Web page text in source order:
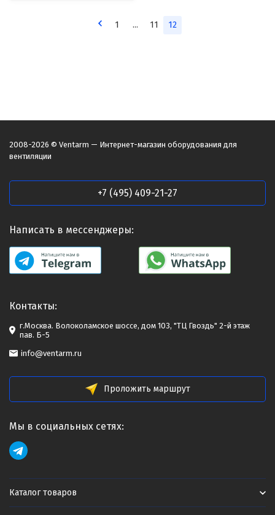
1 ... 11 12
2008-2026 © Ventarm — Интернет-магазин оборудования для
вентиляции
+7 (495) 409-21-27
Написать в мессенджеры:
Контакты:
г.Москва. Волоколамское шоссе, дом 103, "ТЦ Гвоздь" 2-й этаж
пав. Б-5
info@ventarm.ru
Проложить маршрут
Мы в социальных сетях:
Каталог товаров